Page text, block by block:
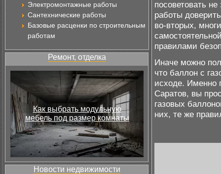
Электромонтажные работы
Сантехнические работы
Базовые расценки по строительным
работам
Ремонт, отделка
Как выбрать модульную
мебель под размер комнаты
Новости недвижимости
посоветовать
работы
во-вторых,
правилами
Иначе можно
что баллон с
исходе. Именно
Саратов, вы
газовых
них, те же